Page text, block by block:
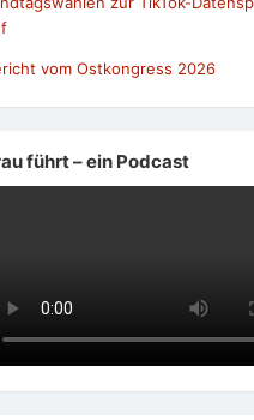
vom Ostkongress 2026
führt – ein Podcast